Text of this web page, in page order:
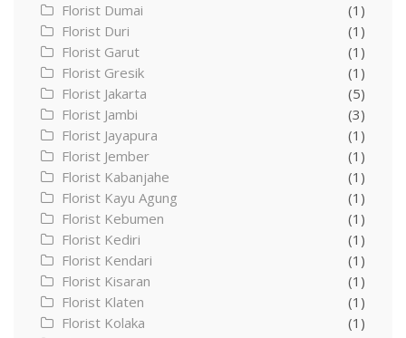
Florist Dumai
(1)
Florist Duri
(1)
Florist Garut
(1)
Florist Gresik
(1)
Florist Jakarta
(5)
Florist Jambi
(3)
Florist Jayapura
(1)
Florist Jember
(1)
Florist Kabanjahe
(1)
Florist Kayu Agung
(1)
Florist Kebumen
(1)
Florist Kediri
(1)
Florist Kendari
(1)
Florist Kisaran
(1)
Florist Klaten
(1)
Florist Kolaka
(1)